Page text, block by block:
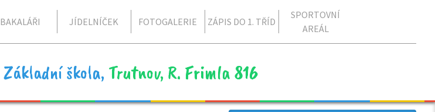
BAKALÁŘI JÍDELNÍČEK FOTOGALERIE ZÁPIS DO 1. TŘÍD
SPORTOVNÍ
AREÁL
Základní škola, Trutnov, R. Frimla 816